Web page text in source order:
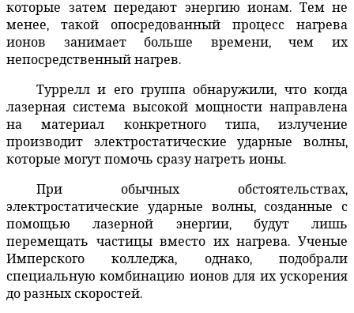
которые затем передают энергию ионам. Тем не
менее, такой опосредованный процесс нагрева
ионов занимает больше времени, чем их
непосредственный нагрев.
Туррелл и его группа обнаружили, что когда
лазерная система высокой мощности направлена
на материал конкретного типа, излучение
производит электростатические ударные волны,
которые могут помочь сразу нагреть ионы.
При обычных обстоятельствах,
электростатические ударные волны, созданные с
помощью лазерной энергии, будут лишь
перемещать частицы вместо их нагрева. Ученые
Имперского колледжа, однако, подобрали
специальную комбинацию ионов для их ускорения
до разных скоростей.